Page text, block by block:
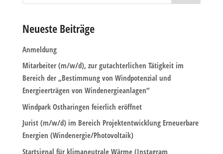
Neueste Beiträge
Anmeldung
Mitarbeiter (m/w/d), zur gutachterlichen Tätigkeit im
Bereich der „Bestimmung von Windpotenzial und
Energieerträgen von Windenergieanlagen“
Windpark Ostharingen feierlich eröffnet
Jurist (m/w/d) im Bereich Projektentwicklung Erneuerbare
Energien (Windenergie/Photovoltaik)
Startsignal für klimaneutrale Wärme (Instagram